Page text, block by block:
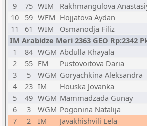
9
75 WIM Rakhmangulova
10
59 WFM Hojjatova Aydan
11
61 WIM Osmanodja Filiz
IM Arabidze Meri 2363 GEO Rp:2342
1
84 WGM Abdulla Khayala
2
55 FM Pustovoitova Daria
3
5 WGM Goryachkina Aleksandra
4
23 IM Houska Jovanka
5
49 WGM Mammadzada Gunay
6
3 WGM Pogonina Natalija
7
2 IM Javakhishvili Lela